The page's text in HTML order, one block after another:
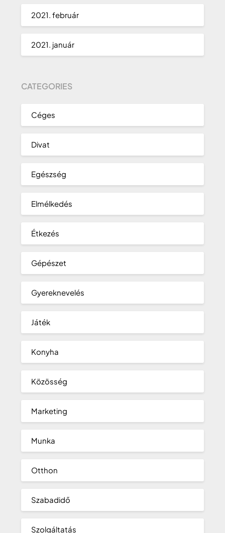
2021. február
2021. január
CATEGORIES
Céges
Divat
Egészség
Elmélkedés
Étkezés
Gépészet
Gyereknevelés
Játék
Konyha
Közösség
Marketing
Munka
Otthon
Szabadidő
Szolgáltatás